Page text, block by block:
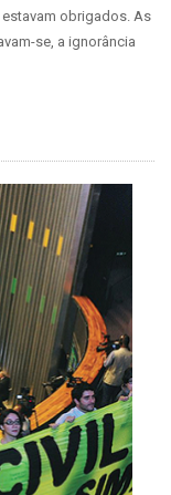
obrigados. As
se, a ignorância